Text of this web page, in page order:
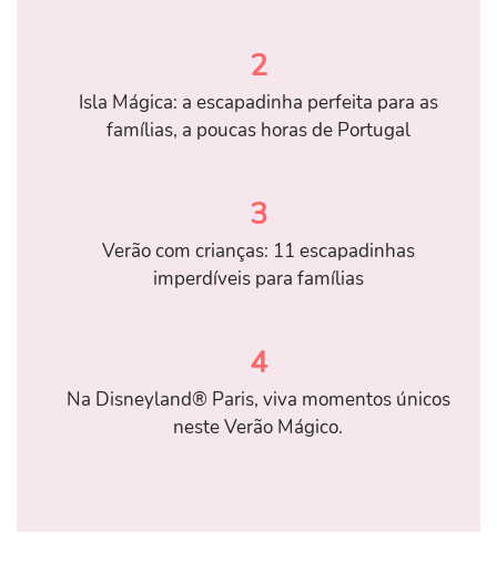
2
Isla Mágica: a escapadinha perfeita para as
famílias, a poucas horas de Portugal
3
Verão com crianças: 11 escapadinhas
imperdíveis para famílias
4
Na Disneyland® Paris, viva momentos únicos
neste Verão Mágico.